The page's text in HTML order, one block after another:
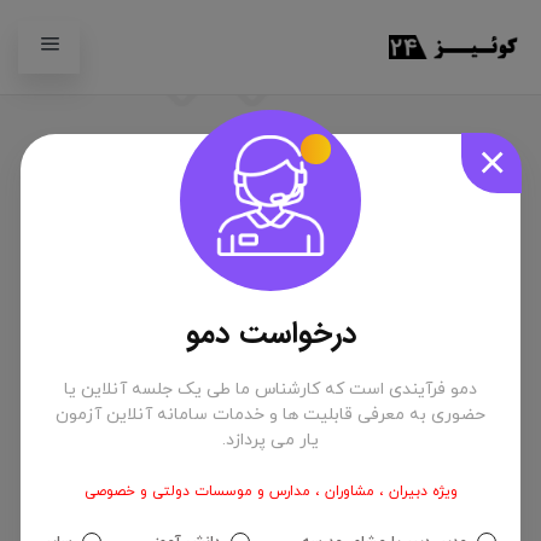
فروشگاه آنلاین
فروشگاه آنلاین یکی دیگر از خدمات سامانه آنلاین آزمون یار است که به
دبیران، مشاوران و مدیران مدارس این امکان را می دهد تا بتوانند
محتوای علمی خود را در سایت بارگذاری کرده و در معرض دید همه دانش
درسی، فیلم های آموزشی و ... باشد. فرمت فایل ها می تواند بصورت
×
درخواست دمو
دمو فرآیندی است که کارشناس ما طی یک جلسه آنلاین یا
حضوری به معرفی قابلیت ها و خدمات سامانه آنلاین آزمون
یار می پردازد.
ویژه دبیران ، مشاوران ، مدارس و موسسات دولتی و خصوصی